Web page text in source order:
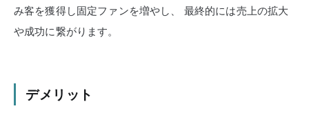
み客を獲得し固定ファンを増やし、
最終的には売上の拡大
や成功に繋がります。
デメリット